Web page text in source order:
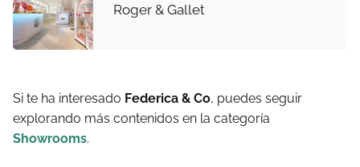
Roger & Gallet
Si te ha interesado Federica & Co, puedes seguir
explorando más contenidos en la categoría
Showrooms.